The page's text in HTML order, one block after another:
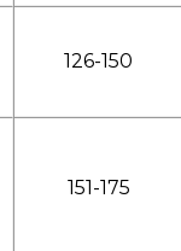
126-150
151-175